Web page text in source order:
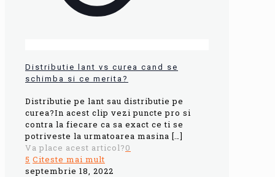
Distributie lant vs curea cand se
schimba si ce merita?
Distributie pe lant sau distributie pe
curea?In acest clip vezi puncte pro si
contra la fiecare ca sa exact ce ti se
potriveste la urmatoarea masina […]
Va place acest articol?0
5 Citeste mai mult
septembrie 18, 2022